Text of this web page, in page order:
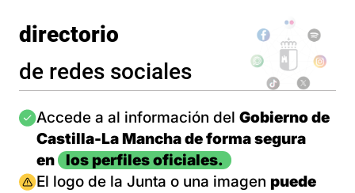
directorio
de redes sociales
Imagen
Accede a al información del Gobierno de
Castilla-La Mancha de forma segura
en
los perfiles oficiales.
Imagen
El logo de la Junta o una imagen puede